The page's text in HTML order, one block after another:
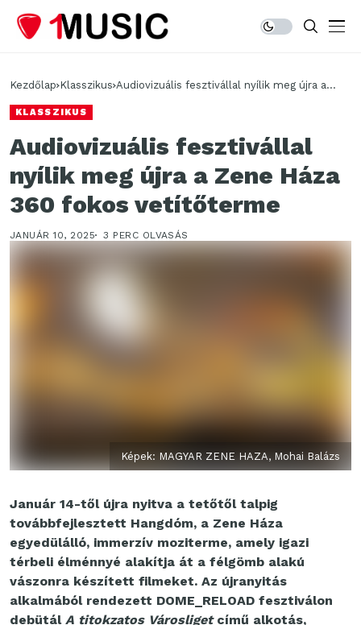
Kezdőlap Klasszikus Audiovizuális fesztivállal nyílik meg újra a
KLASSZIKUS
Audiovizuális fesztivállal
nyílik meg újra a Zene Háza
360 fokos vetítőterme
JANUÁR 10, 2025 3 PERC OLVASÁS
Képek: MAGYAR ZENE HAZA, Mohai Balázs
Január 14-től újra nyitva a tetőtől talpig
továbbfejlesztett Hangdóm, a Zene Háza
egyedülálló, immerzív moziterme, amely igazi
térbeli élménnyé alakítja át a félgömb alakú
vászonra készített filmeket. Az újranyitás
alkalmából rendezett DOME_RELOAD fesztiválon
debütál A titokzatos Városligetcímű alkotás,